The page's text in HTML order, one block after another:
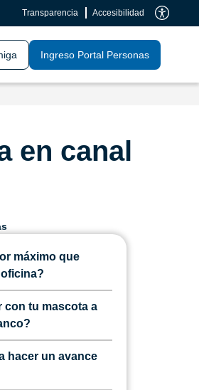
Transparencia Accesibilidad
Ingreso Portal Personas
en canal
máximo que
con tu mascota a
hacer un avance